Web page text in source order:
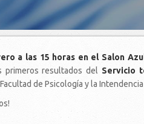
a las 15 horas en el Salon
primeros resultados del Servicio
de Psicología y la